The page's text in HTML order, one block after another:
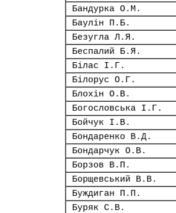
Бандурка О.М.
Баулін П.Б.
Безугла Л.Я.
Беспалий Б.Я.
Білас І.Г.
Білорус О.Г.
Блохін О.В.
Богословська І.Г.
Бойчук І.В.
Бондаренко В.Д.
Бондарчук О.В.
Борзов В.П.
Борщевський В.В.
Буждиган П.П.
Буряк С.В.